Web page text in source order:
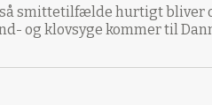
smittetilfælde hurtigt
og klovsyge kommer til